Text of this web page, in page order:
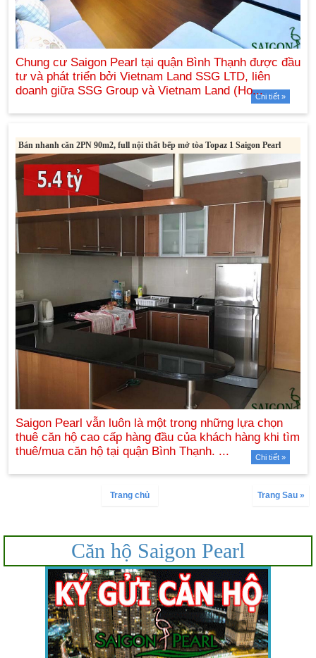
Chi tiết »
Bán nhanh căn 2PN 90m2, full nội thất bếp mở tòa Topaz 1 Saigon Pearl
Chi tiết »
Trang Sau »
Trang chủ
Căn hộ Saigon Pearl